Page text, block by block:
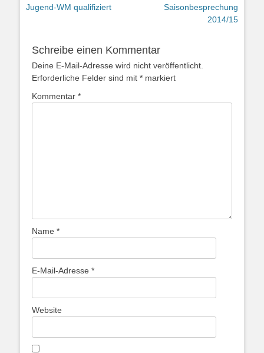
Beitrag:
Jugend-WM qualifiziert
Saisonbesprechung
2014/15
Schreibe einen Kommentar
Deine E-Mail-Adresse wird nicht veröffentlicht.
Erforderliche Felder sind mit * markiert
Kommentar *
Name *
E-Mail-Adresse *
Website